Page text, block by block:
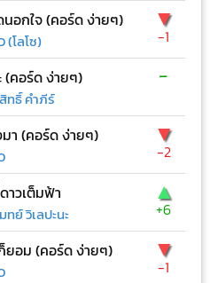
นอกใจ (คอร์ด ง่ายๆ)
(โลโซ)
▼
-1
(คอร์ด ง่ายๆ)
ทธิ์ คำภีร์
-
มา (คอร์ด ง่ายๆ) ▼
-2
าวเต็มฟ้า
ทย์ วิเลปะนะ
▲
+6
ก็ยอม (คอร์ด ง่ายๆ) ▼
-1